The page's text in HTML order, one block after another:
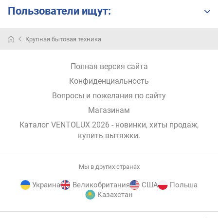
о
м
в
о
Пользователи ищут:
Ventolux
производителя.
на
вытяжек
заведений
Крупная бытовая техника
Полная версия сайта
Конфиденциальность
Вопросы и пожелания по сайту
Магазинам
Каталог VENTOLUX 2026 - новинки, хиты продаж,
купить вытяжки.
Мы в других странах
Украина Великобритания США
Польша
Казахстан